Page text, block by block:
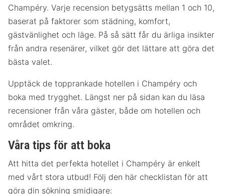
Champéry. Varje recension betygsätts mellan 1 och 10,
baserat på faktorer som städning, komfort,
gästvänlighet och läge. På så sätt får du ärliga insikter
från andra resenärer, vilket gör det lättare att göra det
bästa valet.
Upptäck de topprankade hotellen i Champéry och
boka med trygghet. Längst ner på sidan kan du läsa
recensioner från våra gäster, både om hotellen och
området omkring.
Våra tips för att boka
Att hitta det perfekta hotellet i Champéry är enkelt
med vårt stora utbud! Följ den här checklistan för att
göra din sökning smidigare: